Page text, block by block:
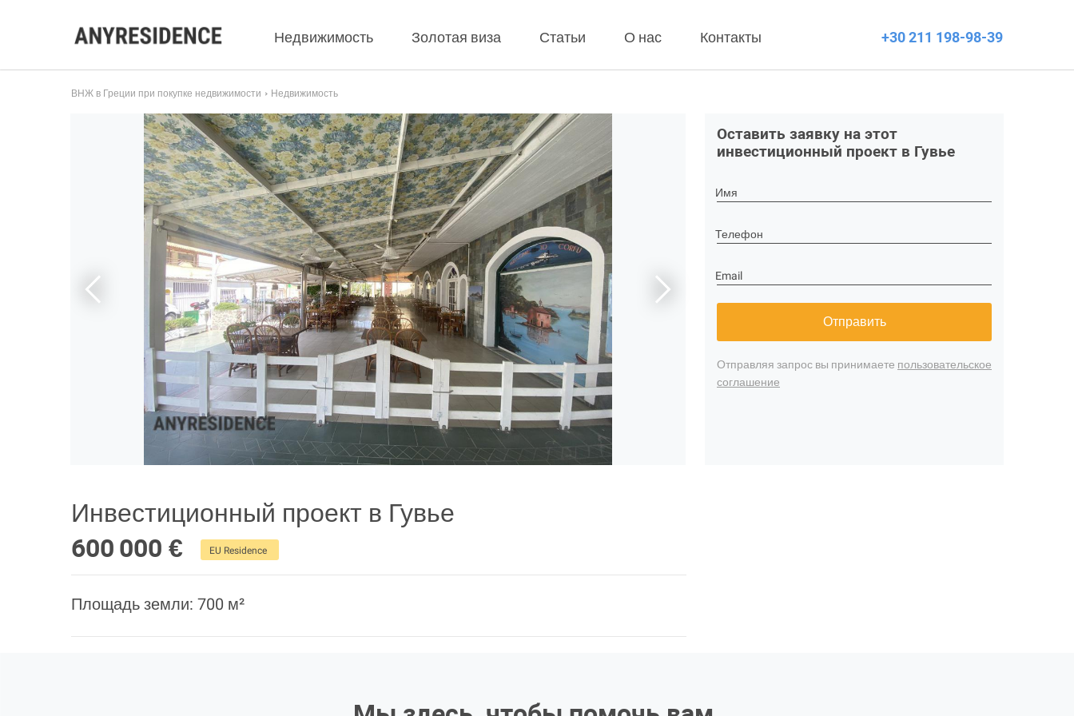
Недвижимость Золотая виза Статьи О нас Контакты +30 211 198-98-39
ВНЖ в Греции при покупке недвижимости Недвижимость
Оставить заявку на этот
инвестиционный проект в Гувье
Имя
Телефон
Email
Отправить
Отправляя запрос вы принимаете пользовательское
соглашение
Инвестиционный проект в Гувье
600 000 €
EU Residence
Площадь земли: 700 м²